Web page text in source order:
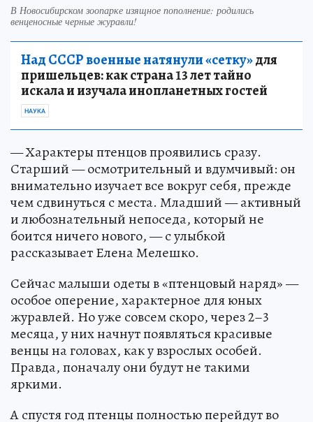
В Новосибирском зоопарке изящное пополнение: родились
венценосные черные журавли!
Над СССР военные натянули «сетку»для
пришельцев: как страна 13 лет тайно
искала и изучала инопланетных гостей
НАУКА
— Характеры птенцов проявились сразу.
Старший — осмотрительный и вдумчивый: он
внимательно изучает все вокруг себя, прежде
чем сдвинуться с места. Младший — активный
и любознательный непоседа, который не
боится ничего нового, — с улыбкой
рассказывает Елена Мелешко.
Сейчас малыши одеты в «птенцовый наряд» —
особое оперение, характерное для юных
журавлей. Но уже совсем скоро, через 2–3
месяца, у них начнут появляться красивые
венцы на головах, как у взрослых особей.
Правда, поначалу они будут не такими
яркими.
А спустя год птенцы полностью перейдут во